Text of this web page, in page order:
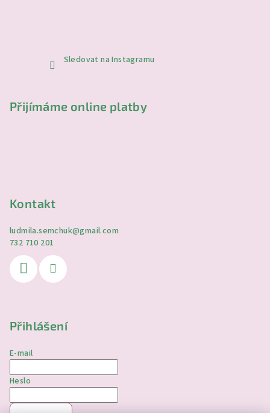
Sledovat na Instagramu
Přijímáme online platby
Kontakt
ludmila.semchuk@gmail.com
732 710 201
Přihlášení
E-mail
Heslo